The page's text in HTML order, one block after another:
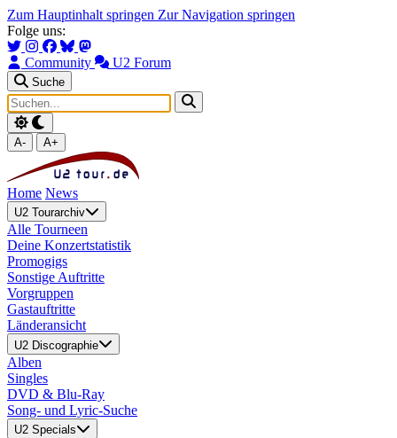
Zum Hauptinhalt springen Zur Navigation springen
Folge uns:
Community U2 Forum
Suche
A- A+
Home News
U2 Tourarchiv
Alle Tourneen
Deine Konzertstatistik
Promogigs
Sonstige Auftritte
Vorgruppen
Gastauftritte
Länderansicht
U2 Discographie
Alben
Singles
DVD & Blu-Ray
Song- und Lyric-Suche
U2 Specials